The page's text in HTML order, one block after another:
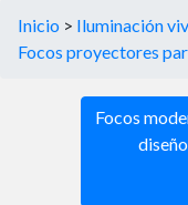
Inicio > Iluminación
Focos proyectores
Focos
diseño